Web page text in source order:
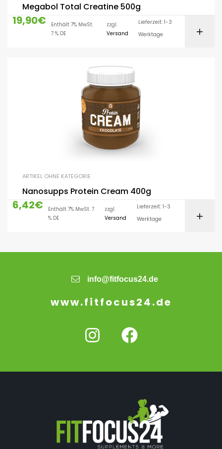
Megabol Total Creatine 500g
19,90€
Enthält 7% MwSt.
7 % DE
zzgl.
Versand
Lieferzeit: 1-3
Werktage
ARTIKEL OHNE KATEGORIE
Nanosupps Protein Cream 400g
6,42€
Enthält 7% MwSt. 7
% DE
zzgl.
Versand
Lieferzeit: 1-3
Werktage
info@fitfocus24.de
www.fitfocus24.de